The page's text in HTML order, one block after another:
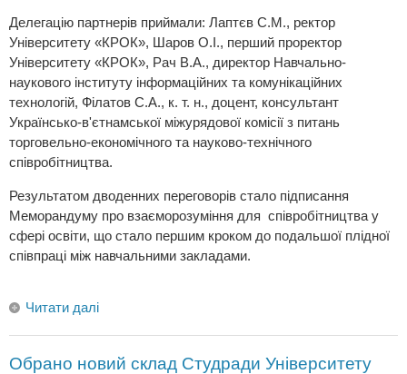
Делегацію партнерів приймали: Лаптєв С.М., ректор
Університету «КРОК», Шаров О.І., перший проректор
Університету «КРОК», Рач В.А., директор Навчально-
наукового інституту інформаційних та комунікаційних
технологій, Філатов С.А., к. т. н., доцент, консультант
Українсько-в'єтнамської міжурядової комісії з питань
торговельно-економічного та науково-технічного
співробітництва.
Результатом дводенних переговорів стало підписання
Меморандуму про взаєморозуміння для співробітництва у
сфері освіти, що стало першим кроком до подальшої плідної
співпраці між навчальними закладами.
Читати далі
Обрано новий склад Студради Університету